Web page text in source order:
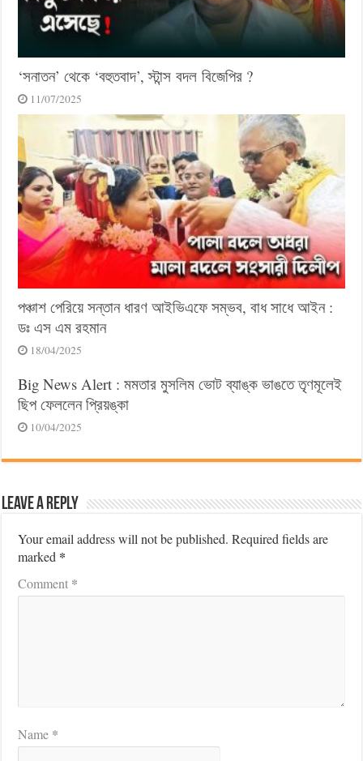
‘সনাতন’ থেকে ‘বহুতবাদ’, স্টান্স বদল বিজেপির ?
11/07/2025
পঞ্চাশ পেরিয়ে সন্তান ধারণ আইভিএফে সম্ভব, বাধ সাধে আইন :
ডঃ এস এম রহমান
18/04/2025
Big News Alert : মমতার মুসলিম ভোট ব্যাঙ্ক ভাঙতে তৃণমূলেই
ছিপ ফেললেন প্রিয়ঙ্কা
10/04/2025
Leave a Reply
Your email address will not be published. Required fields are
marked *
Comment *
Name *